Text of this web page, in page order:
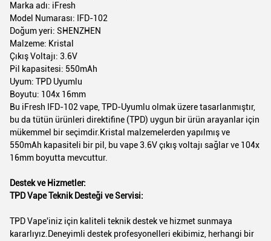
Marka adı: iFresh
Model Numarası: IFD-102
Doğum yeri: SHENZHEN
Malzeme: Kristal
Çıkış Voltajı: 3.6V
Pil kapasitesi: 550mAh
Uyum: TPD Uyumlu
Boyutu: 104x 16mm
Bu iFresh IFD-102 vape, TPD-Uyumlu olmak üzere tasarlanmıştır,
bu da tütün ürünleri direktifine (TPD) uygun bir ürün arayanlar için
mükemmel bir seçimdir.Kristal malzemelerden yapılmış ve
550mAh kapasiteli bir pil, bu vape 3.6V çıkış voltajı sağlar ve 104x
16mm boyutta mevcuttur.
Destek ve Hizmetler:
TPD Vape Teknik Desteği ve Servisi:
TPD Vape'iniz için kaliteli teknik destek ve hizmet sunmaya
kararlıyız.Deneyimli destek profesyonelleri ekibimiz, herhangi bir